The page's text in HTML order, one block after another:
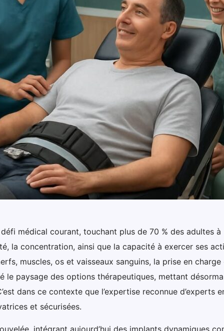
médical courant, touchant plus de 70 % des adultes
la concentration, ainsi que la capacité à exercer ses
muscles, os et vaisseaux sanguins, la prise en
le paysage des options thérapeutiques, mettant
dans ce contexte que l’expertise reconnue d’experts
et sécurisées.
intégrant aujourd’hui des implants dynamiques